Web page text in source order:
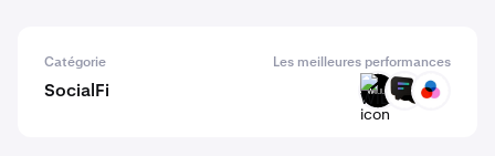
Catégorie Les meilleures performances
SocialFi WILLU CHAT COMMON